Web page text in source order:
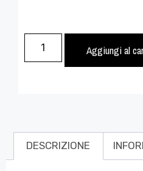
Aggiungi al
DESCRIZIONE